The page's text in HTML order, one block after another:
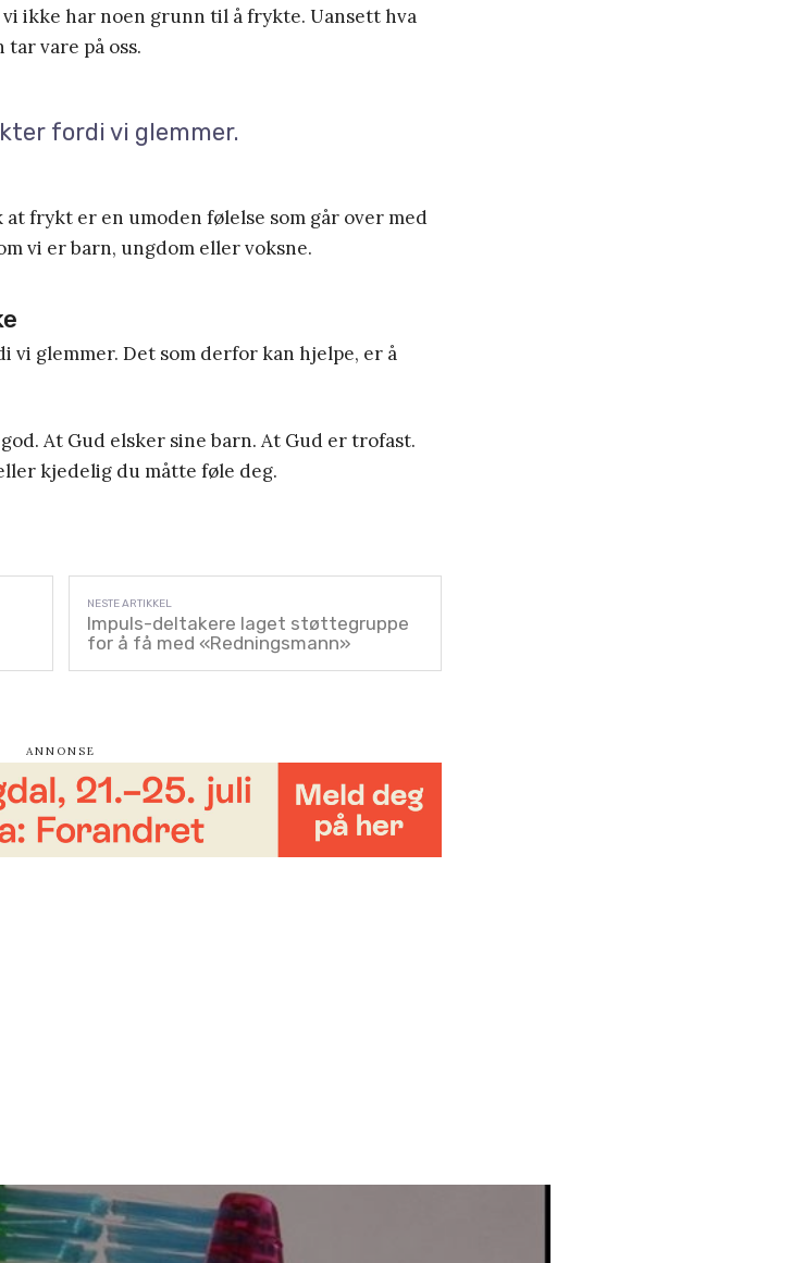
ikke har noen grunn til å frykte. Uansett hva
vare på oss.
fordi vi glemmer.
frykt er en umoden følelse som går over med
vi er barn, ungdom eller voksne.
glemmer. Det som derfor kan hjelpe, er å
At Gud elsker sine barn. At Gud er trofast.
kjedelig du måtte føle deg.
Impuls-deltakere laget støttegruppe
for å få med «Redningsmann»